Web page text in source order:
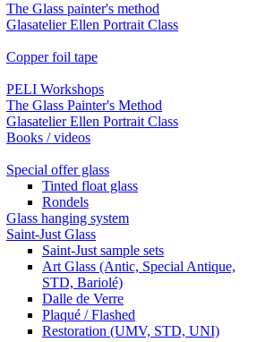
The Glass painter's method
Glasatelier Ellen Portrait Class
Copper foil tape
PELI Workshops
The Glass Painter's Method
Glasatelier Ellen Portrait Class
Books / videos
Special offer glass
Tinted float glass
Rondels
Glass hanging system
Saint-Just Glass
Saint-Just sample sets
Art Glass (Antic, Special Antique,
STD, Bariolé)
Dalle de Verre
Plaqué / Flashed
Restoration (UMV, STD, UNI)